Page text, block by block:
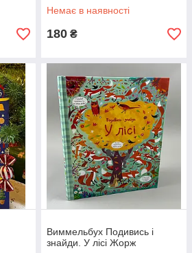
Немає в наявності
180 ₴
Виммельбух Подивись і
знайди. У лісі Жорж